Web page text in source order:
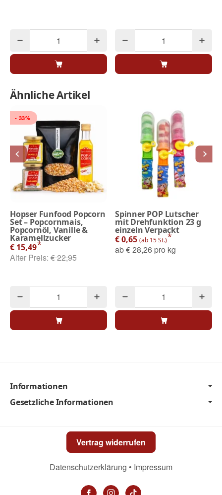
Ähnliche Artikel
- 33%
Hopser Funfood Popcorn
Set – Popcornmais,
Popcornöl, Vanille &
Karamellzucker
€ 15,49*
Alter Preis: € 22,95
Spinner POP Lutscher
mit Drehfunktion 23 g
einzeln Verpackt
€ 0,65 (ab 15 St.)*
ab€ 28,26 pro kg
Informationen
Gesetzliche Informationen
Vertrag widerrufen
Datenschutzerklärung • Impressum